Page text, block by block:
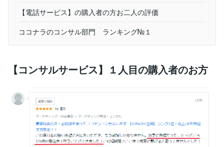
【電話サービス】の購入者の方お二人の評価
ココナラのコンサル部門 ランキング№１
【コンサルサービス】１人目の購入者のお方